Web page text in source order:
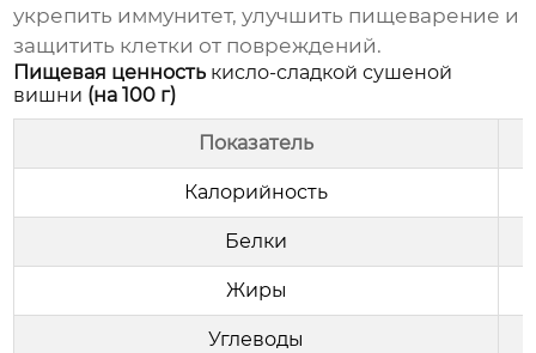
укрепить иммунитет, улучшить пищеварение и
защитить клетки от повреждений.
Пищевая ценность кисло-сладкой сушеной
вишни (на 100 г)
Показатель
Калорийность
Белки
Жиры
Углеводы